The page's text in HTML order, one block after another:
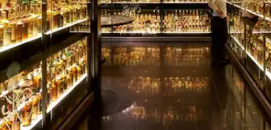
e passeios de um dia Atrações e